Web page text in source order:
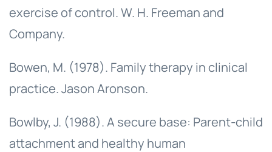
exercise of control. W. H. Freeman and
Company.
Bowen, M. (1978). Family therapy in clinical
practice. Jason Aronson.
Bowlby, J. (1988). A secure base: Parent-child
attachment and healthy human